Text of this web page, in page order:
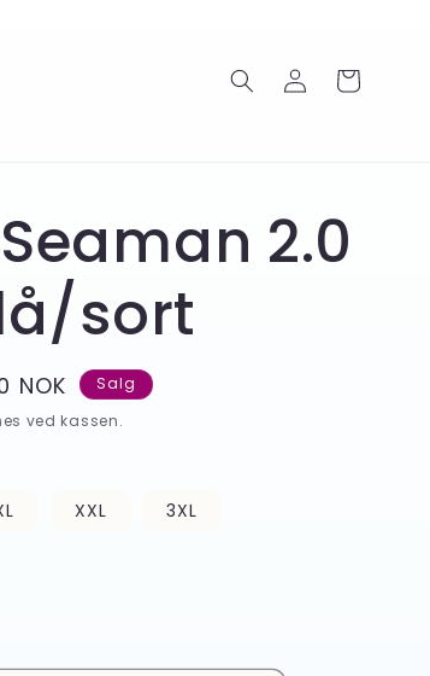
Logg
inn
Handlekurv
2.0
sort
NOK
Salg
ved kassen.
XXL 3XL